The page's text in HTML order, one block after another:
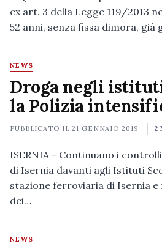
ex art. 3 della Legge 119/2013
52 anni, senza fissa dimora, già
NEWS
Droga negli
la Polizia
PUBBLICATO IL21 GENNAIO 2019 2
ISERNIA - Continuano i
di Isernia davanti agli Istituti
stazione ferroviaria di Isernia
dei…
NEWS